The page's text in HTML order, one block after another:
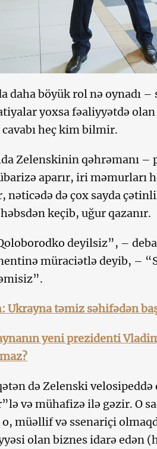
daha böyük rol nə oynadı
yoxsa fəaliyyətdə
heç kim bilmir.
Zelenskinin qəhrəmanı
aparır, iri məmurları
nəticədə də çox sayda
keçib, uğur qazanır.
deyilsiz”, –
müraciətlə deyib, –
Ukrayna təmiz səhifədən
yeni prezidenti
də Zelenski
və mühafizə ilə gəzir. O
müəllif və ssenariçi
olan biznes idarə edən